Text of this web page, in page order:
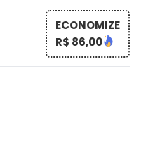
ECONOMIZE
R$ 86,00